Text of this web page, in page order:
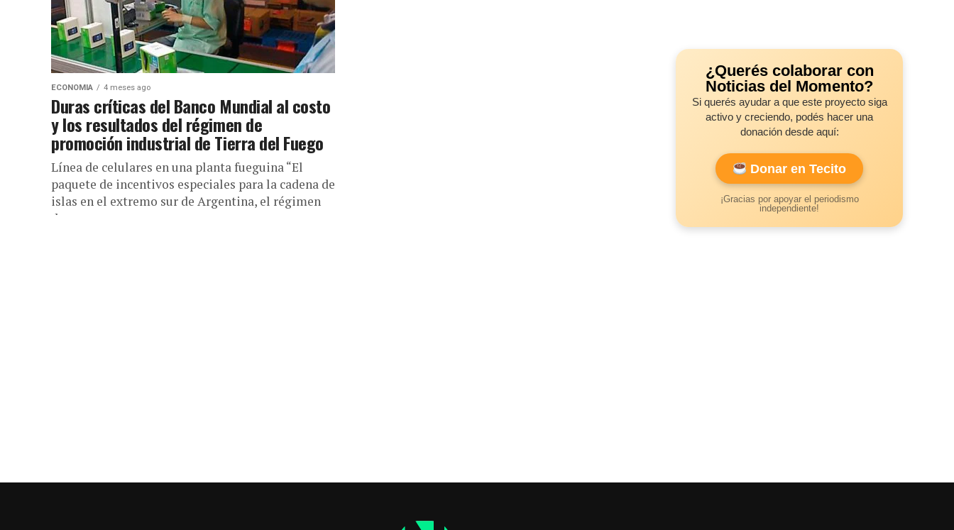
ECONOMIA 4 meses ago
Duras críticas del Banco Mundial al costo
y los resultados del régimen de
promoción industrial de Tierra del Fuego
Línea de celulares en una planta fueguina “El
paquete de incentivos especiales para la cadena de
islas en el extremo sur de Argentina, el régimen
de...
¿Querés colaborar con
Noticias del Momento?
Si querés ayudar a que este proyecto siga
activo y creciendo, podés hacer una
donación desde aquí:
Donar en Tecito
¡Gracias por apoyar el periodismo
independiente!